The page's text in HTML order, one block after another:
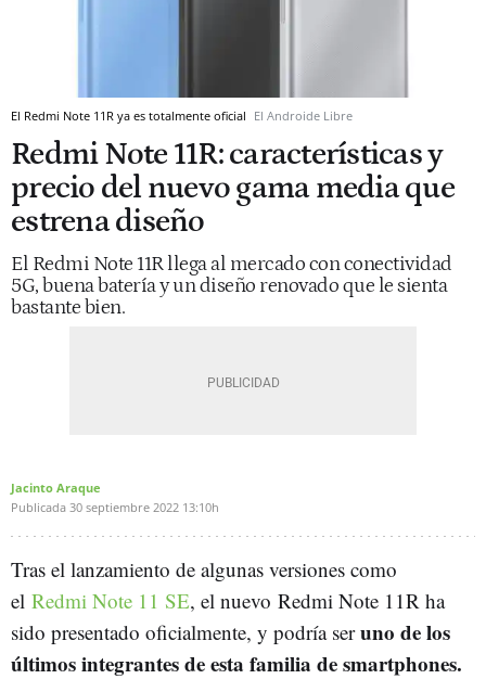
El Redmi Note 11R ya es totalmente oficial El Androide Libre
Redmi Note 11R: características y
precio del nuevo gama media que
estrena diseño
El Redmi Note 11R llega al mercado con conectividad
5G, buena batería y un diseño renovado que le sienta
bastante bien.
Jacinto Araque
Publicada 30 septiembre 2022 13:10h
Tras el lanzamiento de algunas versiones como
el Redmi Note 11 SE, el nuevo Redmi Note 11R ha
sido presentado oficialmente, y podría seruno de los
últimos integrantes de esta familia de smartphones.